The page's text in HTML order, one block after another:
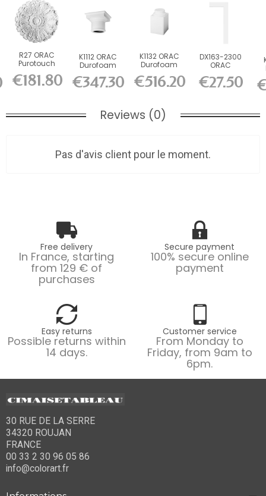
R27 ORAC
Purotouch
Rosette cm
€181.80
K1112 ORAC
Durofoam
Tent L36.5 x
H30 x...
€347.30
K1132 ORAC
Durofoam
Base L35 x
H57.5 x L35
cm
€516.20
DX163-2300
ORAC
Durofoam
Multifunction...
€27.50
Reviews (0)
Pas d'avis client pour le moment.
Free delivery
In France, starting
from 129 € of
purchases
Secure payment
100% secure online
payment
Easy returns
Possible returns within
14 days.
Customer service
From Monday to
Friday, from 9am to
6pm.
30 RUE DE LA SERRE
34320 ROUJAN
FRANCE
00 33 2 30 96 05 86
info@colorart.fr